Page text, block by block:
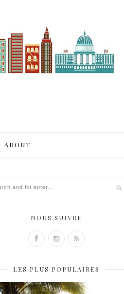
ABOUT
NOUS SUIVRE
LES PLUS POPULAIRES